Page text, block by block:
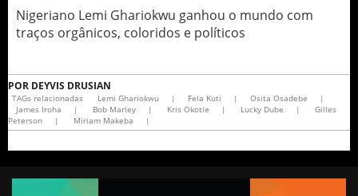
Nigeriano Lemi Ghariokwu ganhou o mundo com
traços orgânicos, coloridos e políticos
POR DEYVIS DRUSIAN
TAGs relacionadas Lemi Ghariokwu | Fela Kuti | Osita Osadebe
|
James Iroha
| Bob Marley | Kris Okotie | Lucky Dube |
Gilles
Peterson
| Miriam Makeba |